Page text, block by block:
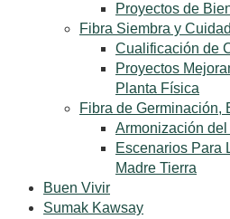
Proyectos de
Fibra Siembra y
Cualificación de
Proyectos
Planta Física
Fibra de Germinación,
Armonización del
Escenarios Para
Madre Tierra
Buen Vivir
Sumak Kawsay